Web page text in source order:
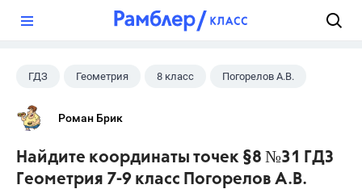
ГДЗ Геометрия 8 класс Погорелов А.В.
Роман Брик
Найдите координаты точек §8 №31 ГДЗ
Геометрия 7-9 класс Погорелов А.В.